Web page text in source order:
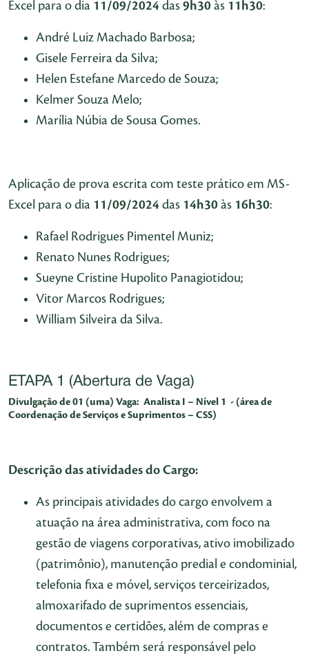
Excel para o dia 11/09/2024 das 9h30 às 11h30:
André Luiz Machado Barbosa;
Gisele Ferreira da Silva;
Helen Estefane Marcedo de Souza;
Kelmer Souza Melo;
Marília Núbia de Sousa Gomes.
Aplicação de prova escrita com teste prático em MS-
Excel para o dia 11/09/2024 das 14h30 às 16h30:
Rafael Rodrigues Pimentel Muniz;
Renato Nunes Rodrigues;
Sueyne Cristine Hupolito Panagiotidou;
Vitor Marcos Rodrigues;
William Silveira da Silva.
ETAPA 1 (Abertura de Vaga)
Divulgação de 01 (uma) Vaga: Analista I – Nível 1 - (área de
Coordenação de Serviços e Suprimentos – CSS)
Descrição das atividades do Cargo:
As principais atividades do cargo envolvem a
atuação na área administrativa, com foco na
gestão de viagens corporativas, ativo imobilizado
(patrimônio), manutenção predial e condominial,
telefonia fixa e móvel, serviços terceirizados,
almoxarifado de suprimentos essenciais,
documentos e certidões, além de compras e
contratos. Também será responsável pelo